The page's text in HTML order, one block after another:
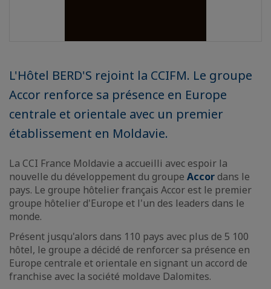
L'Hôtel BERD'S rejoint la CCIFM. Le groupe
Accor renforce sa présence en Europe
centrale et orientale avec un premier
établissement en Moldavie.
La CCI France Moldavie a accueilli avec espoir la
nouvelle du développement du groupe Accordans le
pays. Le groupe hôtelier français Accor est le premier
groupe hôtelier d'Europe et l'un des leaders dans le
monde.
Présent jusqu'alors dans 110 pays avec plus de 5 100
hôtel, le groupe a décidé de renforcer sa présence en
Europe centrale et orientale en signant un accord de
franchise avec la société moldave Dalomites.